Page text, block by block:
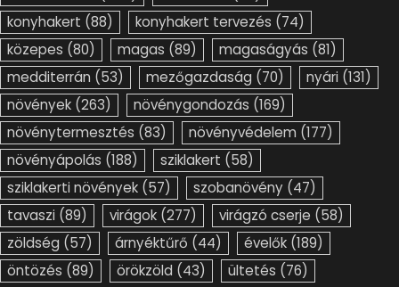
konyhakert (88) konyhakert tervezés (74)
közepes (80) magas (89) magaságyás (81)
medditerrán (53) mezőgazdaság (70) nyári (131)
növények (263) növénygondozás (169)
növénytermesztés (83) növényvédelem (177)
növényápolás (188) sziklakert (58)
sziklakerti növények (57) szobanövény (47)
tavaszi (89) virágok (277) virágzó cserje (58)
zöldség (57) árnyéktűrő (44) évelők (189)
öntözés (89) örökzöld (43) ültetés (76)